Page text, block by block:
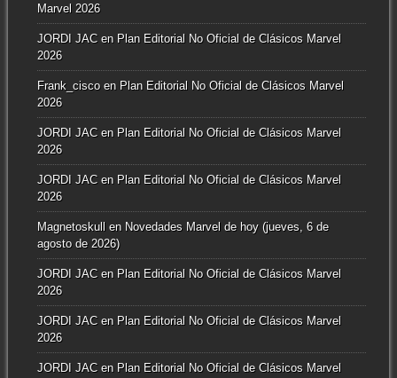
Marvel 2026
JORDI JACen Plan Editorial No Oficial de Clásicos Marvel
2026
Frank_ciscoen Plan Editorial No Oficial de Clásicos Marvel
2026
JORDI JACen Plan Editorial No Oficial de Clásicos Marvel
2026
JORDI JACen Plan Editorial No Oficial de Clásicos Marvel
2026
Magnetoskullen Novedades Marvel de hoy (jueves, 6 de
agosto de 2026)
JORDI JACen Plan Editorial No Oficial de Clásicos Marvel
2026
JORDI JACen Plan Editorial No Oficial de Clásicos Marvel
2026
JORDI JACen Plan Editorial No Oficial de Clásicos Marvel